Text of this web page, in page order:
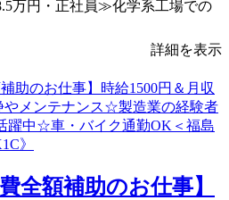
万円・正社員≫化学系工場での
詳細を表示
全額補助のお仕事】